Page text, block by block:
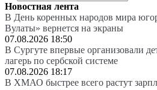
Новостная лента
В День коренных народов мира
Вулаты» вернется на экраны
07.08.2026 18:50
В Сургуте впервые организовали
лагерь по сербской системе
07.08.2026 18:17
В ХМАО быстрее всего растут